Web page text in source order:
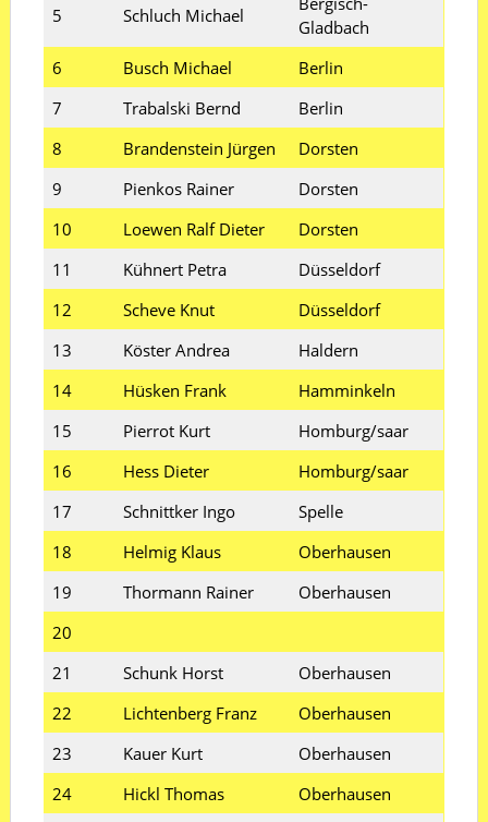
5 Schluch Michael
Gladbach
6
Busch Michael
Berlin
7
Trabalski Bernd
Berlin
8
Brandenstein Jürgen
Dorsten
9
Pienkos Rainer
Dorsten
10
Loewen Ralf Dieter
Dorsten
11
Kühnert Petra
Düsseldorf
12
Scheve Knut
Düsseldorf
13
Köster Andrea
Haldern
14
Hüsken Frank
Hamminkeln
15
Pierrot Kurt
Homburg/saar
16
Hess Dieter
Homburg/saar
17
Schnittker Ingo
Spelle
18
Helmig Klaus
Oberhausen
19
Thormann Rainer
Oberhausen
20
21
Schunk Horst
Oberhausen
22
Lichtenberg Franz
Oberhausen
23
Kauer Kurt
Oberhausen
24
Hickl Thomas
Oberhausen